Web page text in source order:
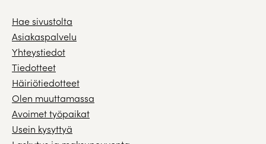
Hae sivustolta
Asiakaspalvelu
Yhteystiedot
Tiedotteet
Häiriötiedotteet
Olen muuttamassa
Avoimet työpaikat
Usein kysyttyä